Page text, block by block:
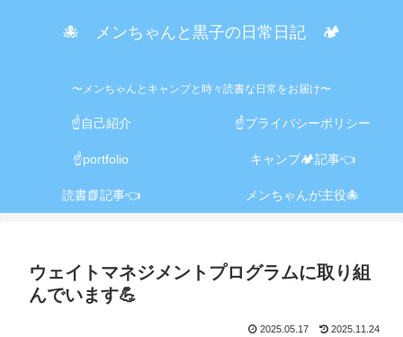
🐙 メンちゃんと黒子の日常日記 🏕️
〜メンちゃんとキャンプと時々読書な日常をお届け〜
☝️自己紹介 ☝️プライバシーポリシー
☝️portfolio キャンプ🏕️記事👈
読書📗記事👈 メンちゃんが主役🐙
ウェイトマネジメントプログラムに取り組
んでいます💪
2025.05.17 2025.11.24